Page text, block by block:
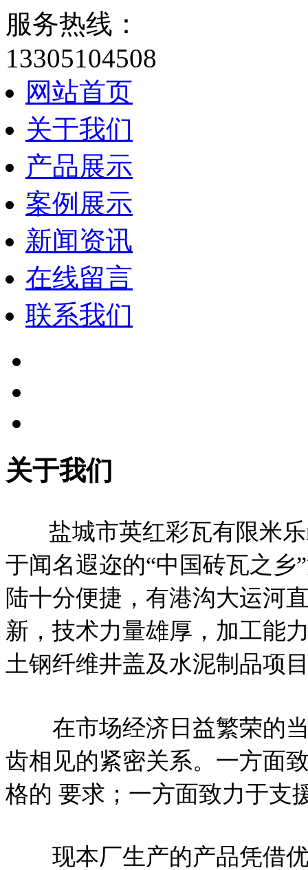
服务热线：
13305104508
网站首页
关于我们
产品展示
案例展示
新闻资讯
在线留言
联系我们
关于我们
盐城市英红彩瓦有限米乐
于闻名遐迩的“中国砖瓦之
陆十分便捷，有港沟大运河
新，技术力量雄厚，加工能
土钢纤维井盖及水泥制品项
在市场经济日益繁荣的当
齿相见的紧密关系。一方面
格的 要求；一方面致力于支
现本厂生产的产品凭借优